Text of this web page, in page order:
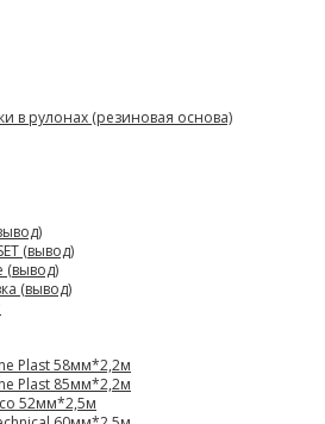
в рулонах (резиновая основа)
(вывод)
(вывод)
(вывод)
Plast 58мм*2,2м
Plast 85мм*2,2м
52мм*2,5м